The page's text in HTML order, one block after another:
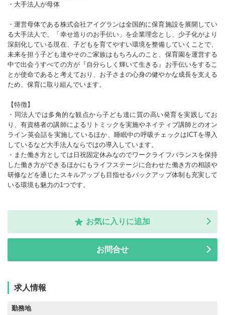
・大手法人が母体
・運営母体である株式会社アイグランは全国的に保育施設を展開してい
る大手法人で、「幸せ造りのお手伝い」を企業理念とし、少子化がより
深刻化している現在、子どもを育てやすい環境を整備していくことで、
未来を担う子ども達やそのご家族はもちろんのこと、保育園を運営する
中で出会うすべての方が『自分らしく輝いて生きる』お手伝いをするこ
とが使命であると考えており、お子さまの心身の健やかな成長を支える
ため、保育に取り組んでいます。
【特徴】
・同法人では多角的な観点から子ども達に質の高い発育を実践してお
り、有資格者の講師によるリトミックを実施やネイティブ講師とのオン
ライン英会話を実施しているほか、睡眠中の呼吸チェックはICTを導入
しているなど大手法人ならではの導入しています。
・また働き方としては日祝固定休みなのでワークライフバランスを保持
した働き方ができるほかにもライフステージに合わせた働き方の相談や
研修などを通じたスキルアップも目指せるバックアップ体制も充実して
いる環境も魅力の1つです。
お気に入りに追加
お問合せ
求人情報
勤務地